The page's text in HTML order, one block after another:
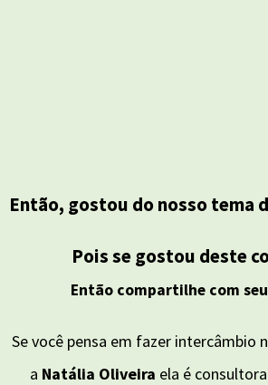
Então, gostou do nosso tema
Pois se gostou deste
Então compartilhe com
Se você pensa em fazer intercâmbio
a Natália Oliveira ela é